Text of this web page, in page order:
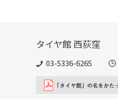
タイヤ館 西荻窪
03-5336-6265